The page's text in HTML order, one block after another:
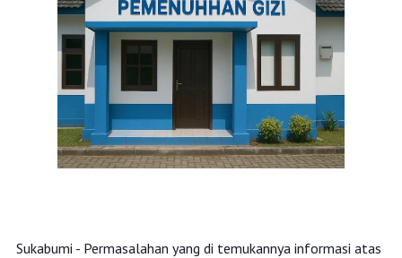
‎Sukabumi - Permasalahan yang di temukannya informasi atas